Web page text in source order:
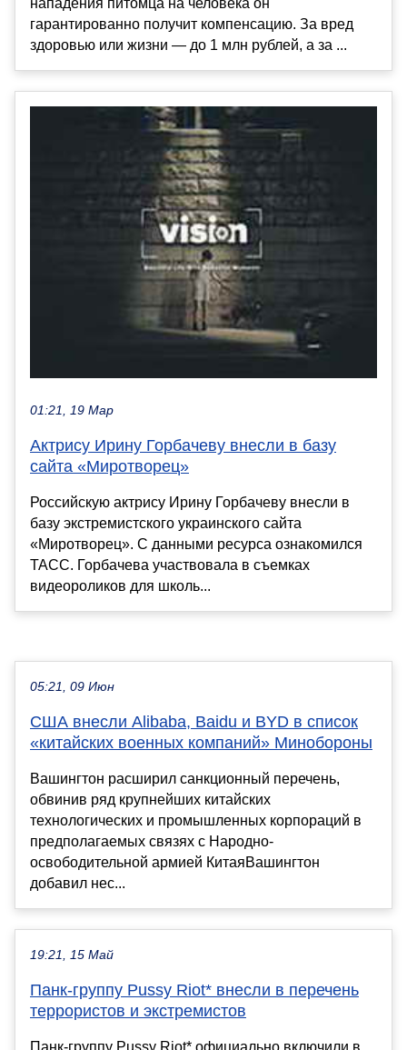
гарантированно получит компенсацию. За вред
здоровью или жизни — до 1 млн рублей, а за ...
01:21, 19 Мар
Актрису Ирину Горбачеву внесли в базу
сайта «Миротворец»
Российскую актрису Ирину Горбачеву внесли в
базу экстремистского украинского сайта
«Миротворец». С данными ресурса ознакомился
ТАСС. Горбачева участвовала в съемках
видеороликов для школь...
05:21, 09 Июн
США внесли Alibaba, Baidu и BYD в список
«китайских военных компаний» Минобороны
Вашингтон расширил санкционный перечень,
обвинив ряд крупнейших китайских
технологических и промышленных корпораций в
предполагаемых связях с Народно-
освободительной армией КитаяВашингтон
добавил нес...
19:21, 15 Май
Панк-группу Pussy Riot* внесли в перечень
террористов и экстремистов
Панк-группу Pussy Riot* официально включили в